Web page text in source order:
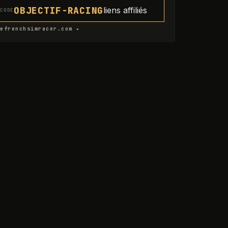
CODE OBJECTIF-RACINGliens affiliés
▸